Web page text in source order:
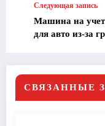
Следующая запись
Машина на
для авто из-за
СВЯЗАННЫЕ